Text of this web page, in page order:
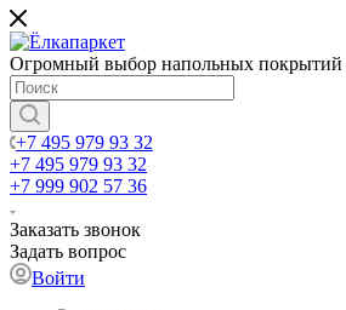
Огромный выбор напольных покрытий
+7 495 979 93 32
+7 495 979 93 32
+7 999 902 57 36
Заказать звонок
Задать вопрос
Войти